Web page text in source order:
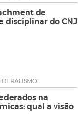
de
disciplinar do CNJ
na
qual a visão